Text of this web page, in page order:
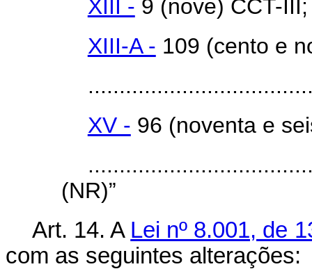
XIII - 9 (nove) CCT-III;
XIII-A - 109 (cento e
XV - 96 (noventa e
(NR)”
Art. 14. A Lei nº 8.001, de
com as seguintes alterações: